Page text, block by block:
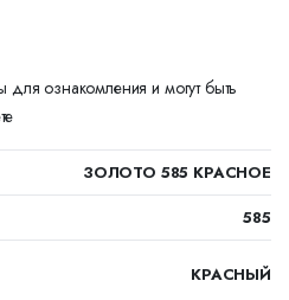
для ознакомления и могут быть
ЗОЛОТО 585 КРАСНОЕ
585
КРАСНЫЙ